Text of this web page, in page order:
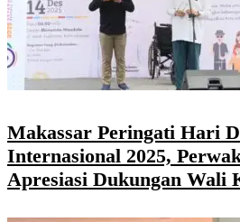
Makassar Peringati Hari
Internasional 2025,
Apresiasi Dukungan Wali